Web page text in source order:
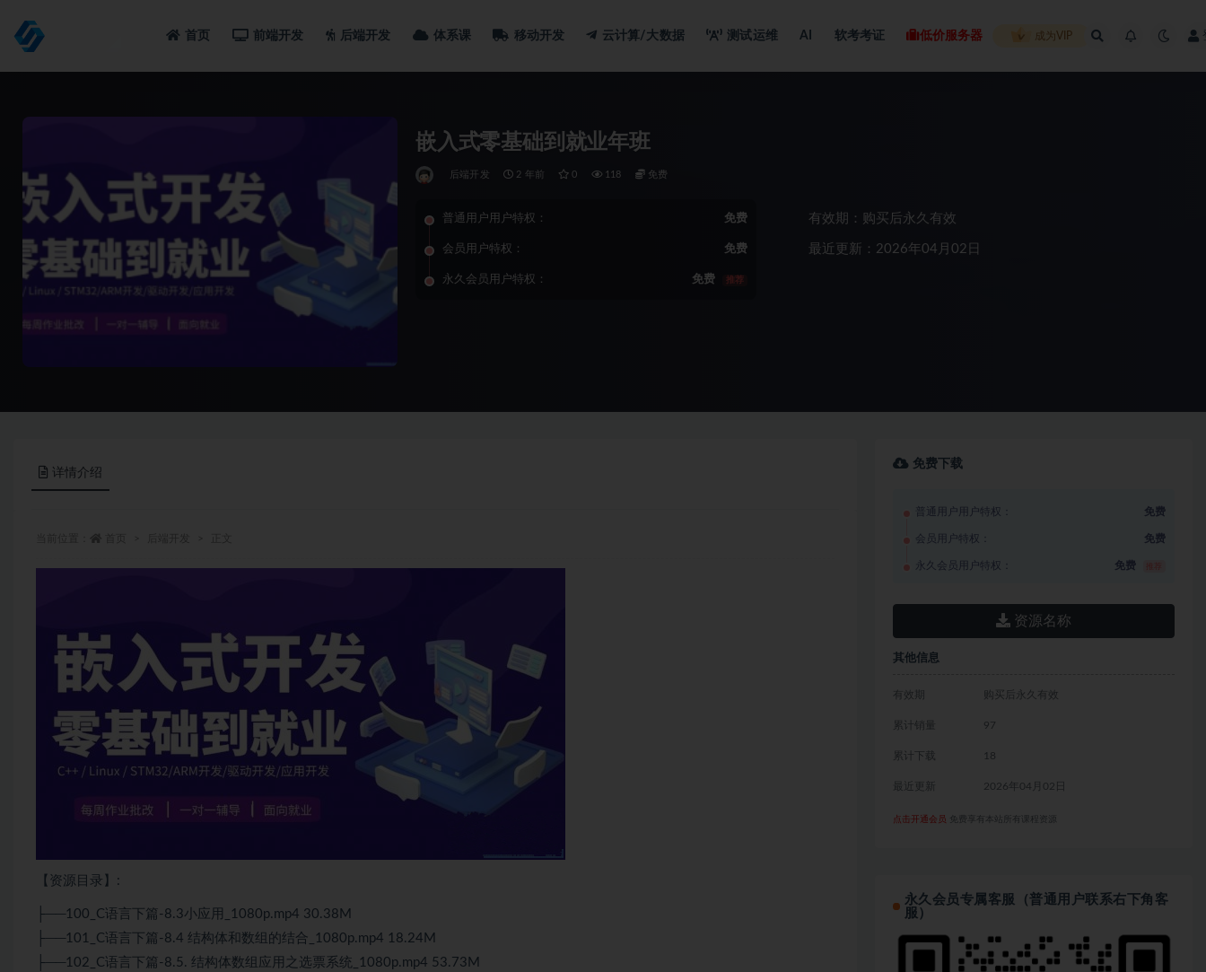
首页 前端开发 后端开发 体系课 移动开发 云计算/大数据 测试运维 AI 软考考证 低价服务器 成为VIP
嵌入式零基础到就业年班
后端开发 2 年前 0 118 免费
普通用户用户特权： 免费
会员用户特权： 免费
永久会员用户特权： 免费 推荐
有效期：购买后永久有效
最近更新：2026年04月02日
详情介绍
【资源目录】:
├──100_ C语言
下篇-8.3小应用_1080p.mp4 30.38M
├──101_ C语言
下篇-8.4 结构体和数组的结合_1080p.mp4 18.24M
├──102_ C语言
下篇-8.5. 结构体数组应用之选票系统_1080p.mp4 53.73M
免费下载
普通用户用户特权： 免费
会员用户特权： 免费
永久会员用户特权： 免费
资源名称
其他信息
有效期 购买后永久有效
累计销量 97
累计下载 18
最近更新 2026年04月02日
点击开通会员 免费享有本站所有课程资源
永久会员专属客服（普通用户联系右下角客
服）